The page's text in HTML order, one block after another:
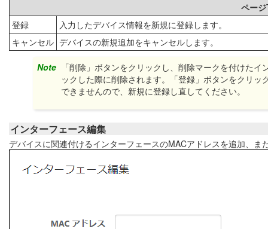
ペー
登録
入力したデバイス情報を新規に登録します。
キャンセル デバイスの新規追加をキャンセルします。
Note
「削除」ボタンをクリックし、削除マークを付けた
ックした際に削除されます。「登録」ボタンをクリ
できませんので、新規に登録し直してください。
インターフェース編集
デバイスに関連付けるインターフェースのMACアドレスを追加、ま